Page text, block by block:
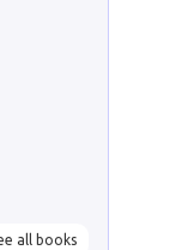
all books